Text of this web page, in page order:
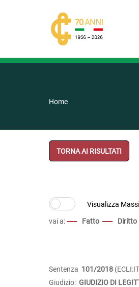
Home
TORNA AI RISULTATI
vai a: Fatto Diritto
Sentenza 101/2018
Giudizio: GIUDIZIO DI